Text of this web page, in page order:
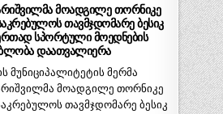
მოადგილე თორნიკე
თავმჯდომარე ბესიკ
სპორტული მოედნების
დაათვალიერა
მუნიციპალიტეტის მერმა
მოადგილე თორნიკე
თავმჯდომარე ბესიკ